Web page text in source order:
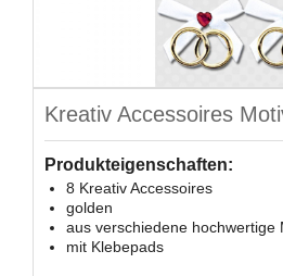
Kreativ Accessoires
Produkteigenschaften:
8 Kreativ Accessoires
golden
aus verschiedene hochwertige
mit Klebepads